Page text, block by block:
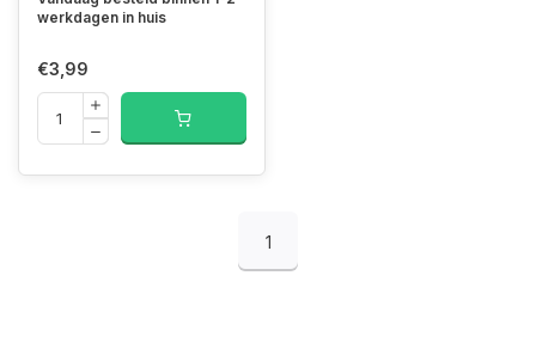
werkdagen in huis
€3,99
1